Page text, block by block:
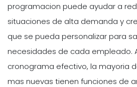
programacion puede ayudar a
situaciones de alta demanda y
que se pueda personalizar para
necesidades de cada empleado.
cronograma efectivo, la mayoria
mas nuevas tienen funciones de